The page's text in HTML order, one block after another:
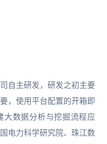
自主研发，研发之初主要
，使用平台配置的开箱即
大数据分析与挖掘流程应
电力科学研究院、珠江数